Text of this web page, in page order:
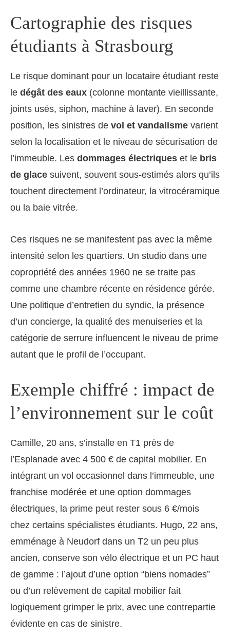
Cartographie des risques
étudiants à Strasbourg
Le risque dominant pour un locataire étudiant reste
le dégât des eaux (colonne montante vieillissante,
joints usés, siphon, machine à laver). En seconde
position, les sinistres de vol et vandalisme varient
selon la localisation et le niveau de sécurisation de
l’immeuble. Les dommages électriques et le bris
de glace suivent, souvent sous-estimés alors qu’ils
touchent directement l’ordinateur, la vitrocéramique
ou la baie vitrée.
Ces risques ne se manifestent pas avec la même
intensité selon les quartiers. Un studio dans une
copropriété des années 1960 ne se traite pas
comme une chambre récente en résidence gérée.
Une politique d’entretien du syndic, la présence
d’un concierge, la qualité des menuiseries et la
catégorie de serrure influencent le niveau de prime
autant que le profil de l’occupant.
Exemple chiffré : impact de
l’environnement sur le coût
Camille, 20 ans, s’installe en T1 près de
l’Esplanade avec 4 500 € de capital mobilier. En
intégrant un vol occasionnel dans l’immeuble, une
franchise modérée et une option dommages
électriques, la prime peut rester sous 6 €/mois
chez certains spécialistes étudiants. Hugo, 22 ans,
emménage à Neudorf dans un T2 un peu plus
ancien, conserve son vélo électrique et un PC haut
de gamme : l’ajout d’une option “biens nomades”
ou d’un relèvement de capital mobilier fait
logiquement grimper le prix, avec une contrepartie
évidente en cas de sinistre.